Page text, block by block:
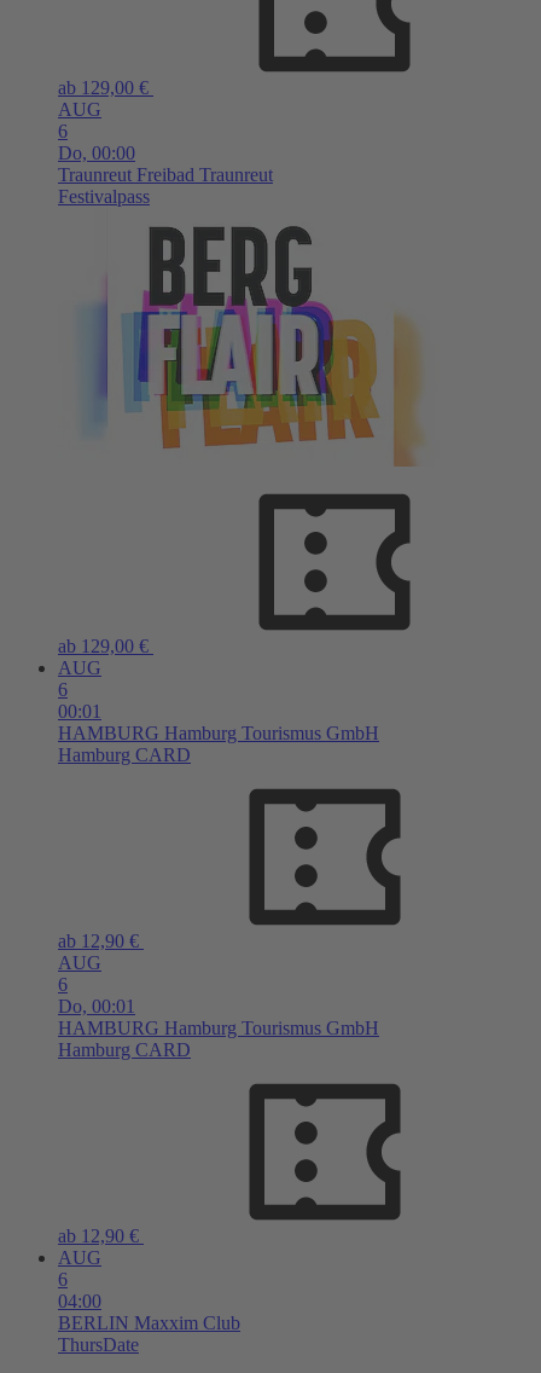
ab 129,00 €
AUG
6
Do, 00:00
Traunreut Freibad Traunreut
Festivalpass
ab 129,00 €
AUG
6
00:01
HAMBURG Hamburg Tourismus GmbH
Hamburg CARD
ab 12,90 €
AUG
6
Do, 00:01
HAMBURG Hamburg Tourismus GmbH
Hamburg CARD
ab 12,90 €
AUG
6
04:00
BERLIN Maxxim Club
ThursDate